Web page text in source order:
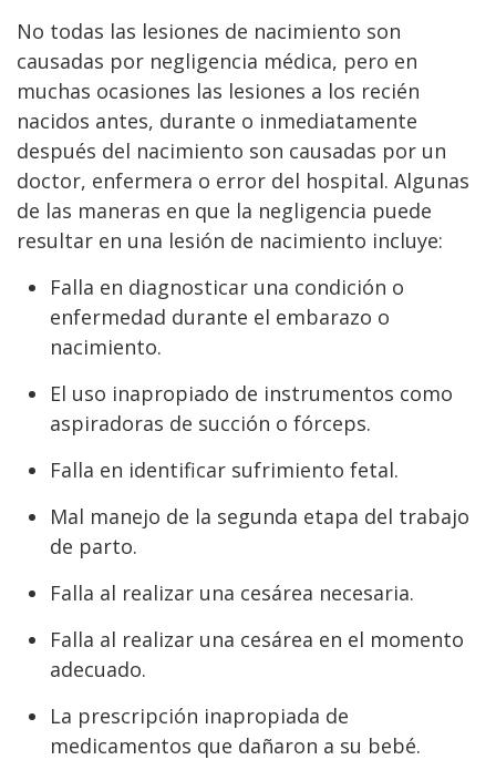
No todas las lesiones de nacimiento son
causadas por negligencia médica, pero en
muchas ocasiones las lesiones a los recién
nacidos antes, durante o inmediatamente
después del nacimiento son causadas por un
doctor, enfermera o error del hospital. Algunas
de las maneras en que la negligencia puede
resultar en una lesión de nacimiento incluye:
Falla en diagnosticar una condición o
enfermedad durante el embarazo o
nacimiento.
El uso inapropiado de instrumentos como
aspiradoras de succión o fórceps.
Falla en identificar sufrimiento fetal.
Mal manejo de la segunda etapa del trabajo
de parto.
Falla al realizar una cesárea necesaria.
Falla al realizar una cesárea en el momento
adecuado.
La prescripción inapropiada de
medicamentos que dañaron a su bebé.